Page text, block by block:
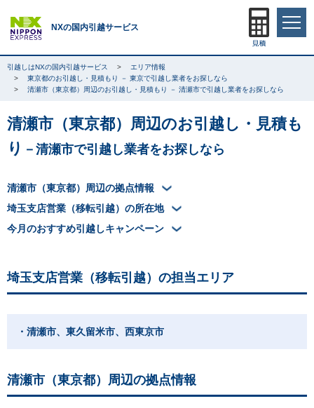
NXの国内引越サービス
引越しはNXの国内引越サービス
エリア情報
東京都のお引越し・見積もり － 東京で引越し業者をお探しなら
清瀬市（東京都）周辺のお引越し・見積もり － 清瀬市で引越し業者をお探しなら
清瀬市（東京都）周辺のお引越し・見積も
り －清瀬市で引越し業者をお探しなら
清瀬市（東京都）周辺の拠点情報
埼玉支店営業（移転引越）の所在地
今月のおすすめ引越しキャンペーン
埼玉支店営業（移転引越）の担当エリア
・清瀬市、東久留米市、西東京市
清瀬市（東京都）周辺の拠点情報